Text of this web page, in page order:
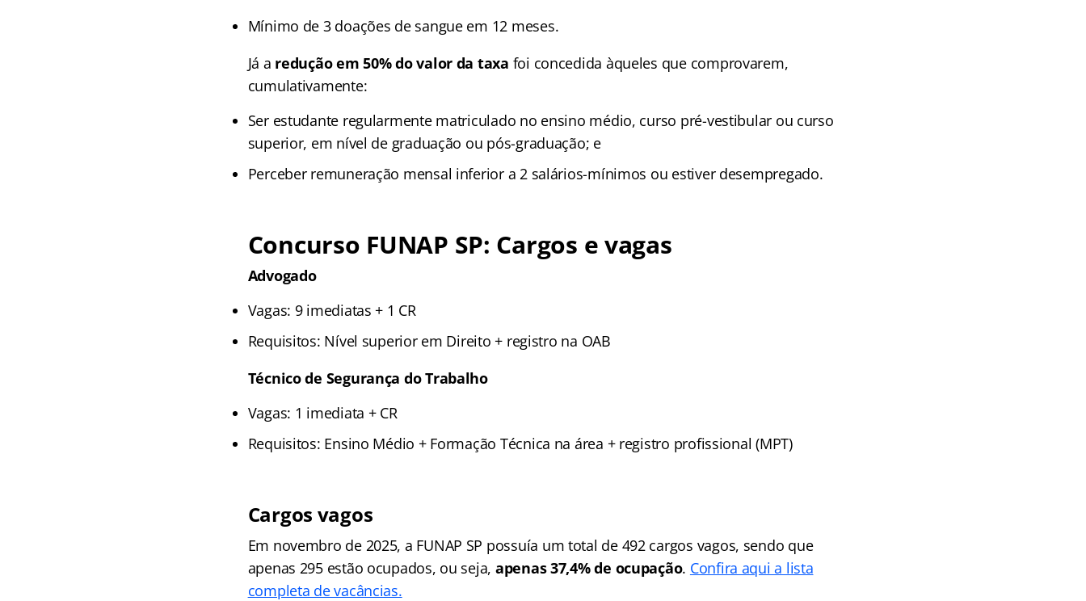
Mínimo de 3 doações de sangue em 12 meses.
Já a redução em 50% do valor da taxa foi concedida àqueles que comprovarem,
cumulativamente:
Ser estudante regularmente matriculado no ensino médio, curso pré-vestibular ou curso
superior, em nível de graduação ou pós-graduação; e
Perceber remuneração mensal inferior a 2 salários-mínimos ou estiver desempregado.
Concurso FUNAP SP: Cargos e vagas
Advogado
Vagas: 9 imediatas + 1 CR
Requisitos: Nível superior em Direito + registro na OAB
Técnico de Segurança do Trabalho
Vagas: 1 imediata + CR
Requisitos: Ensino Médio + Formação Técnica na área + registro profissional (MPT)
Cargos vagos
Em novembro de 2025, a FUNAP SP possuía um total de 492 cargos vagos, sendo que
apenas 295 estão ocupados, ou seja, apenas 37,4% de ocupação. Confira aqui a lista
completa de vacâncias.